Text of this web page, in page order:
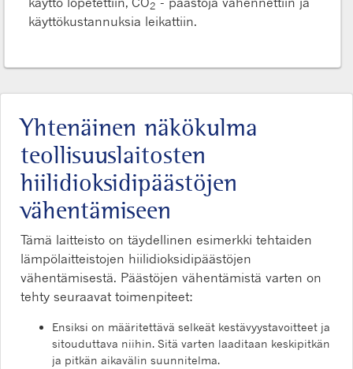
2
käyttökustannuksia leikattiin.
Yhtenäinen näkökulma
teollisuuslaitosten
hiilidioksidipäästöjen
vähentämiseen
Tämä laitteisto on täydellinen esimerkki tehtaiden
lämpölaitteistojen hiilidioksidipäästöjen
vähentämisestä. Päästöjen vähentämistä varten on
tehty seuraavat toimenpiteet:
Ensiksi on määritettävä selkeät kestävyystavoitteet ja
sitouduttava niihin. Sitä varten laaditaan keskipitkän
ja pitkän aikavälin suunnitelma.